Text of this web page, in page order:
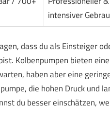
intensiver
dass du als Einsteiger
Kolbenpumpen bieten
haben aber eine
die hohen Druck und
du besser einschätzen,